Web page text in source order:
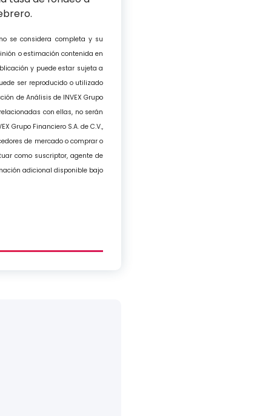
se considera completa y su
o estimación contenida en
y puede estar sujeta a
ser reproducido o utilizado
de Análisis de INVEX Grupo
con ellas, no serán
Grupo Financiero S.A. de C.V.,
de mercado o comprar o
como suscriptor, agente de
adicional disponible bajo